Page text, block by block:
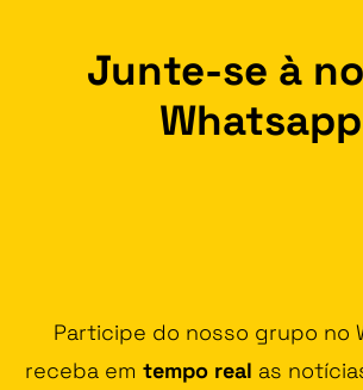
Junte-se à
Participe do nosso grupo no
receba em tempo real as